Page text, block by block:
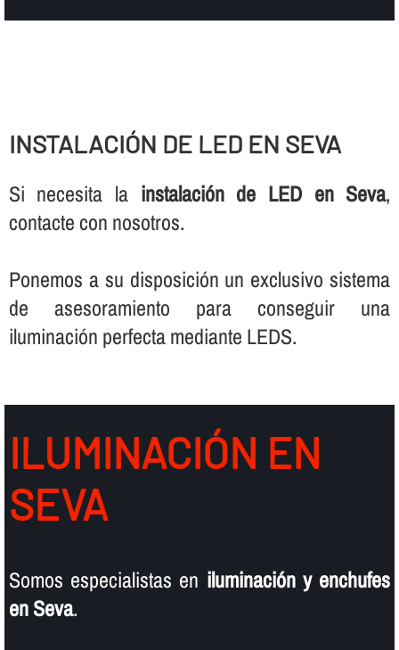
INSTALACIÓN DE LED EN SEVA
Si necesita la instalación de LED en Seva,
contacte con nosotros.
Ponemos a su disposición un exclusivo sistema
de asesoramiento para conseguir una
iluminación perfecta mediante LEDS.
ILUMINACIÓN EN
SEVA
Somos especialistas en iluminación y enchufes
en Seva.